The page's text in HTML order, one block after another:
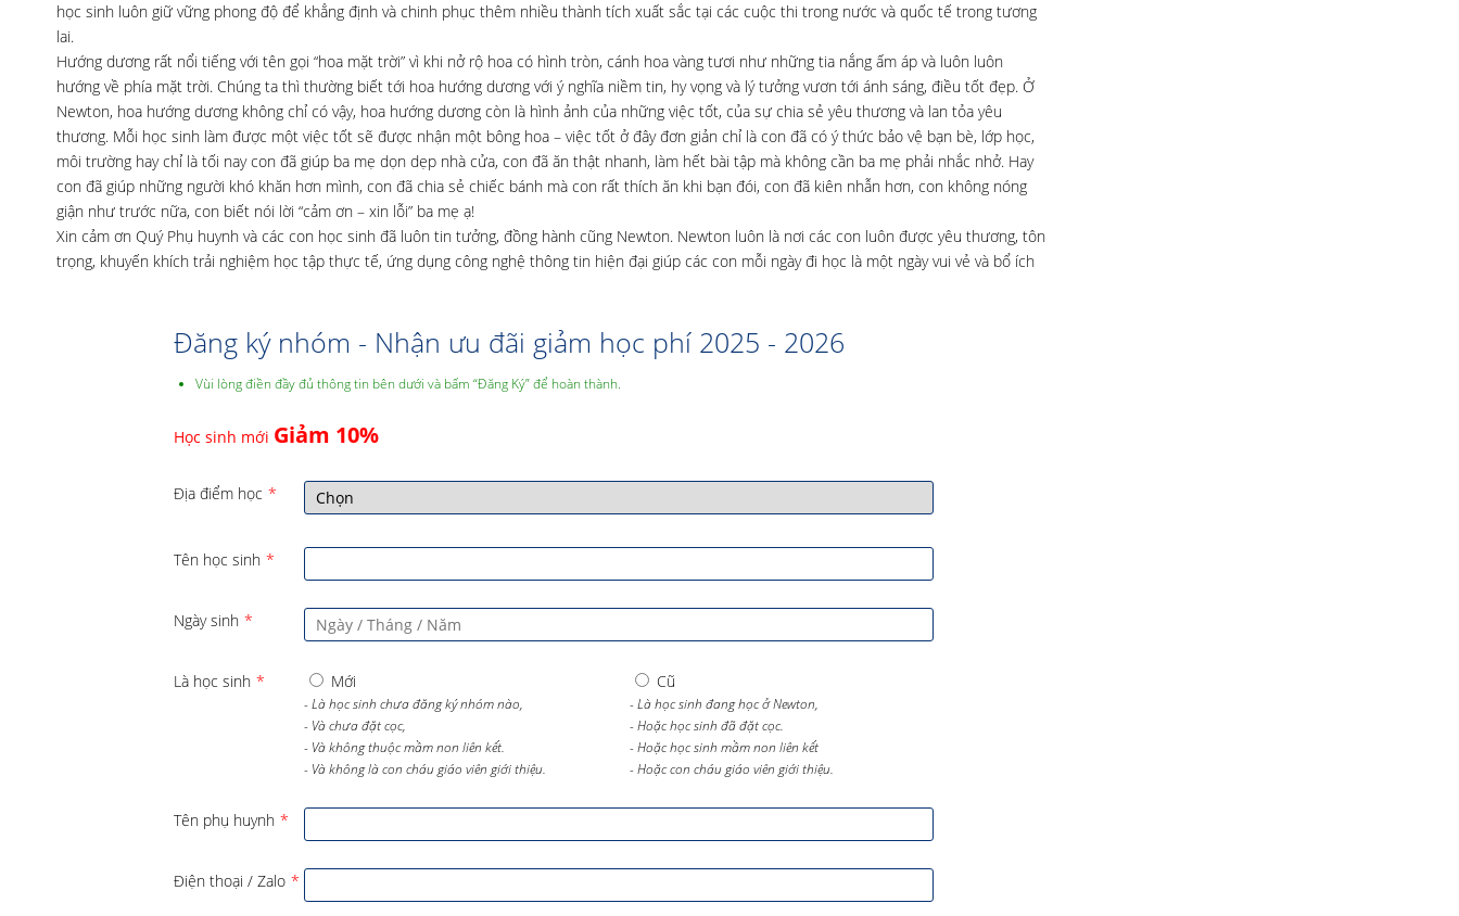
học sinh luôn giữ vững phong độ để khẳng định và chinh phục thêm nhiều thành tích xuất sắc tại các cuộc thi trong nước và quốc tế trong tương
lai.
Hướng dương rất nổi tiếng với tên gọi “hoa mặt trời” vì khi nở rộ hoa có hình tròn, cánh hoa vàng tươi như những tia nắng ấm áp và luôn luôn
hướng về phía mặt trời. Chúng ta thì thường biết tới hoa hướng dương với ý nghĩa niềm tin, hy vọng và lý tưởng vươn tới ánh sáng, điều tốt đẹp. Ở
Newton, hoa hướng dương không chỉ có vậy, hoa hướng dương còn là hình ảnh của những việc tốt, của sự chia sẻ yêu thương và lan tỏa yêu
thương. Mỗi học sinh làm được một việc tốt sẽ được nhận một bông hoa – việc tốt ở đây đơn giản chỉ là con đã có ý thức bảo vệ bạn bè, lớp học,
môi trường hay chỉ là tối nay con đã giúp ba mẹ dọn dẹp nhà cửa, con đã ăn thật nhanh, làm hết bài tập mà không cần ba mẹ phải nhắc nhở. Hay
con đã giúp những người khó khăn hơn mình, con đã chia sẻ chiếc bánh mà con rất thích ăn khi bạn đói, con đã kiên nhẫn hơn, con không nóng
giận như trước nữa, con biết nói lời “cảm ơn – xin lỗi” ba mẹ ạ!
Xin cảm ơn Quý Phụ huynh và các con học sinh đã luôn tin tưởng, đồng hành cũng Newton. Newton luôn là nơi các con luôn được yêu thương, tôn
trọng, khuyến khích trải nghiệm học tập thực tế, ứng dụng công nghệ thông tin hiện đại giúp các con mỗi ngày đi học là một ngày vui vẻ và bổ ích
Đăng ký nhóm - Nhận ưu đãi giảm học phí 2025 - 2026
Vùi lòng điền đầy đủ thông tin bên dưới và bấm “Đăng Ký” để hoàn thành.
Học sinh mới Giảm 10%
Địa điểm học *
Tên học sinh *
Ngày sinh *
Là học sinh * Mới
- Là học sinh chưa đăng ký nhóm nào,
- Và chưa đặt cọc,
- Và không thuộc mầm non liên kết.
- Và không là con cháu giáo viên giới thiệu.
Cũ
- Là học sinh đang học ở Newton,
- Hoặc học sinh đã đặt cọc.
- Hoặc học sinh mầm non liên kết
- Hoặc con cháu giáo viên giới thiệu.
Tên phụ huynh *
Điện thoại / Zalo *